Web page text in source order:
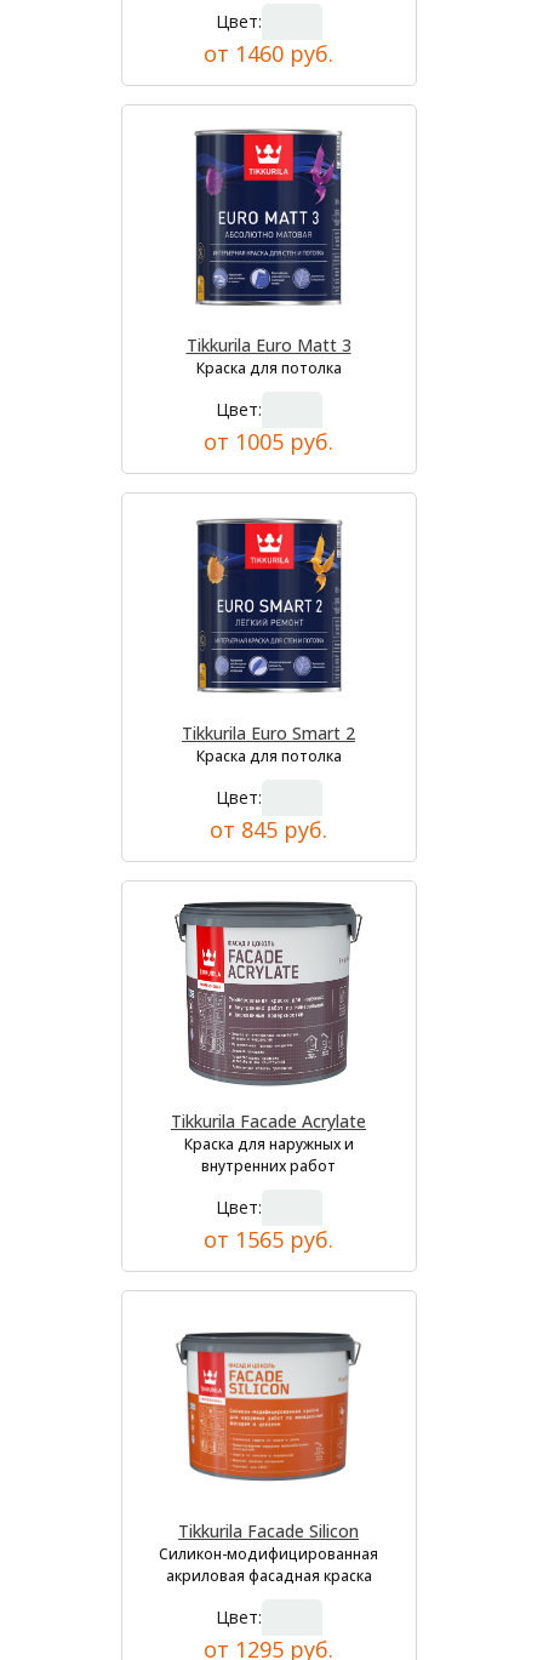
Цвет:
от 1460 руб.
Tikkurila Euro Matt 3
Краска для потолка
Цвет:
от 1005 руб.
Tikkurila Euro Smart 2
Краска для потолка
Цвет:
от 845 руб.
Tikkurila Facade Acrylate
Краска для наружных и
внутренних работ
Цвет:
от 1565 руб.
Tikkurila Facade Silicon
Силикон-модифицированная
акриловая фасадная краска
Цвет:
от 1295 руб.